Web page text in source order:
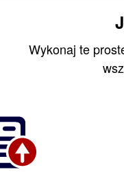
Wykonaj te